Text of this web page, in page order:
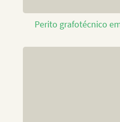
Perito grafotécnico